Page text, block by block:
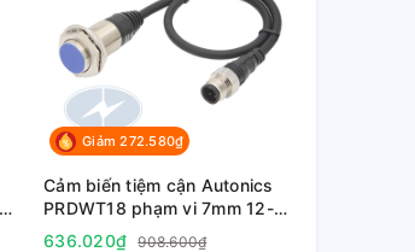
Giảm 272.580₫
Cảm biến tiệm cận Autonics
PRDWT18 phạm vi 7mm 12-
24VDC
636.020₫
908.600₫